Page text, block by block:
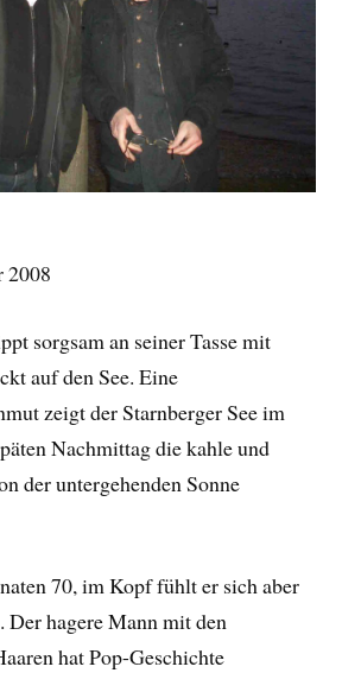
2008
sorgsam an seiner Tasse mit
auf den See. Eine
zeigt der Starnberger See im
Nachmittag die kahle und
der untergehenden Sonne
70, im Kopf fühlt er sich aber
hagere Mann mit den
hat Pop-Geschichte